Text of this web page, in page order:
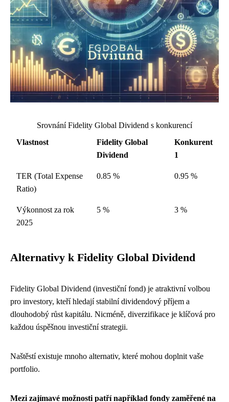
Srovnání Fidelity Global Dividend s konkurencí
Vlastnost
Fidelity Global
Dividend
Konkurent
1
TER (Total Expense
Ratio)
0.85 % 0.95 %
Výkonnost za rok
2025
5 % 3 %
Alternativy k Fidelity Global Dividend
Fidelity Global Dividend (investiční fond) je atraktivní volbou
pro investory, kteří hledají stabilní dividendový příjem a
dlouhodobý růst kapitálu. Nicméně, diverzifikace je klíčová pro
každou úspěšnou investiční strategii.
Naštěstí existuje mnoho alternativ, které mohou doplnit vaše
portfolio.
Mezi zajímavé možnosti patří například fondy zaměřené na